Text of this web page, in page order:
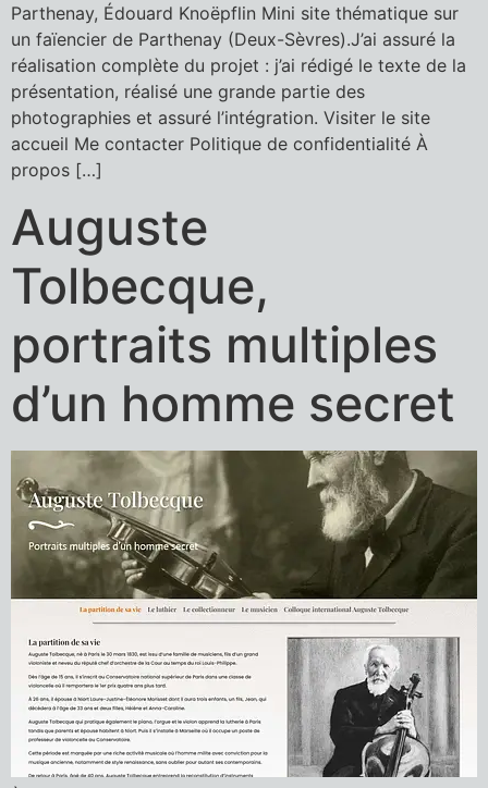
Parthenay, Édouard Knoëpflin Mini site thématique sur
un faïencier de Parthenay (Deux-Sèvres).J’ai assuré la
réalisation complète du projet : j’ai rédigé le texte de la
présentation, réalisé une grande partie des
photographies et assuré l’intégration. Visiter le site
accueil Me contacter Politique de confidentialité À
propos […]
Auguste
Tolbecque,
portraits multiples
d’un homme secret